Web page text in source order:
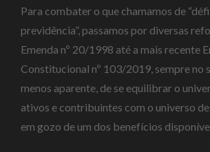
Para combater o que chamamos de
previdência”, passamos por diversas
Emenda nº 20/1998 até a mais recente
Constitucional nº 103/2019, sempre no
menos aparente, de se equilibrar o
ativos e contribuintes com o universo
em gozo de um dos benefícios